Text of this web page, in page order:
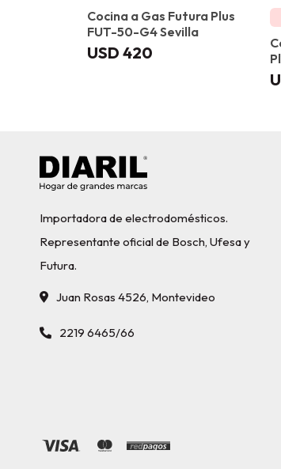
Cocina a Gas Futura Plus
FUT-50-G4 Sevilla
USD 420
Importadora de electrodomésticos.
Representante oficial de Bosch, Ufesa y
Futura.
Juan Rosas 4526, Montevideo
2219 6465/66